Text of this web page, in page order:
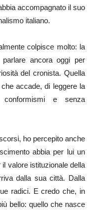
accompagnato il suo
italiano.
colpisce molto: la
ancora oggi per
del cronista. Quella
accade, di leggere la
e senza
ho percepito anche
abbia per lui un
valore istituzionale della
dalla sua città. Dalla
radici. E credo che, in
bello: quello che nasce